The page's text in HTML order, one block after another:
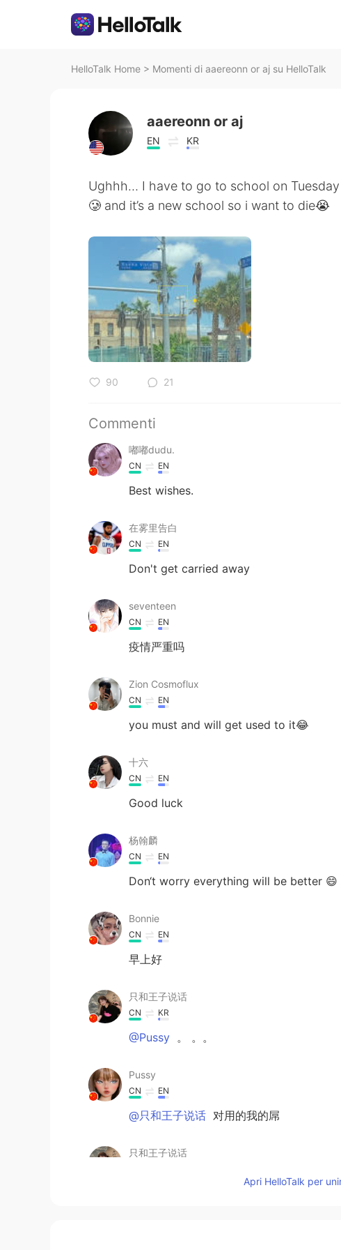
HelloTalk Home > Momenti di aaereonn or aj su HelloTalk
aaereonn or aj
EN KR
Ughhh… I have to go to school on
🥲 and it’s a new school so i want to die😭
90 21
Commenti
嘟嘟dudu.
CN EN
Best wishes.
在雾里告白
CN EN
Don't get carried away
seventeen
CN EN
疫情严重吗
Zion Cosmoflux
CN EN
you must and will get used to it😂
十六
CN EN
Good luck
杨翰麟
CN EN
Don‘t worry everything will be better 😄
Bonnie
CN EN
早上好
只和王子说话
CN KR
@Pussy 。 。。
Pussy
CN EN
@只和王子说话 对用的我的屌
只和王子说话
Apri HelloTalk per